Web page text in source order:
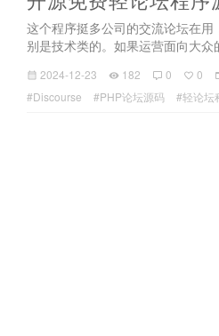
这个程序挺多公司的交流论坛在
别是技术类的。如果运营面向大
2024-12-23 182 0 0
#Discourse
#PHP论坛源码 #轻论坛